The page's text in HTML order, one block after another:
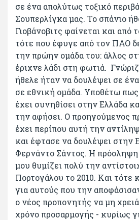
σε ένα απολύτως τοξικό
Σουπερλίγκα μας. Το σπάνιο
Γιοβάνοβιτς φαίνεται και από
τότε που έφυγε από τον ΠΑΟ
την πρώην ομάδα του: άλλος
έριχνε λάδι στη φωτιά.
ήθελε ήταν να δουλέψει σε
σε εθνική ομάδα. Υποθέτω πως
έχει συνηθίσει στην Ελλάδα
την αφήσει. Ο προηγούμενος
έχει περίπου αυτή την
και έφτασε να δουλέψει στην
Φερνάντο Σάντος. Η πρόσληψη
μου θυμίζει πολύ την
Πορτογάλου το 2010. Και τότε
για αυτούς που την
ο νέος προπονητής να μη
χρόνο προσαρμογής - κυρίως